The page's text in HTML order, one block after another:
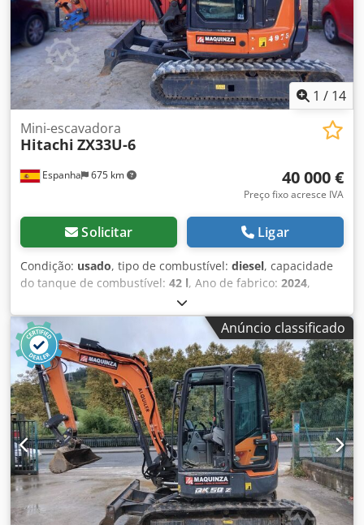
1 / 14
Espanha 675 km
Mini-escavadora
Hitachi ZX33U-6
40 000 €
Preço fixo acresce IVA
Solicitar Ligar
Condição: usado, tipo de combustível: diesel, capacidade
do tanque de combustível: 42 l, Ano de fabrico: 2024,
560 h
Dedpfx Aajy Nw D Seiskr Dimensões (C x L x A): 453 x 155 x
248 cm Tipo de motor: Yanmar 3TNV88Anúncio classificado